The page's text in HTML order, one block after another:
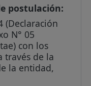
postulación:
(Declaración
N° 05
con los
través de la
la entidad,